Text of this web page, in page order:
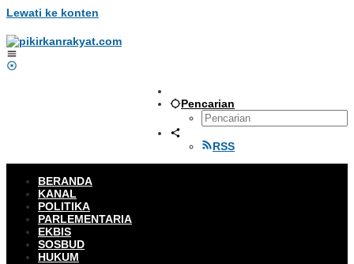
Lewati ke konten
Pencarian
RSS
BERANDA
KANAL
POLITIKA
PARLEMENTARIA
EKBIS
SOSBUD
HUKUM